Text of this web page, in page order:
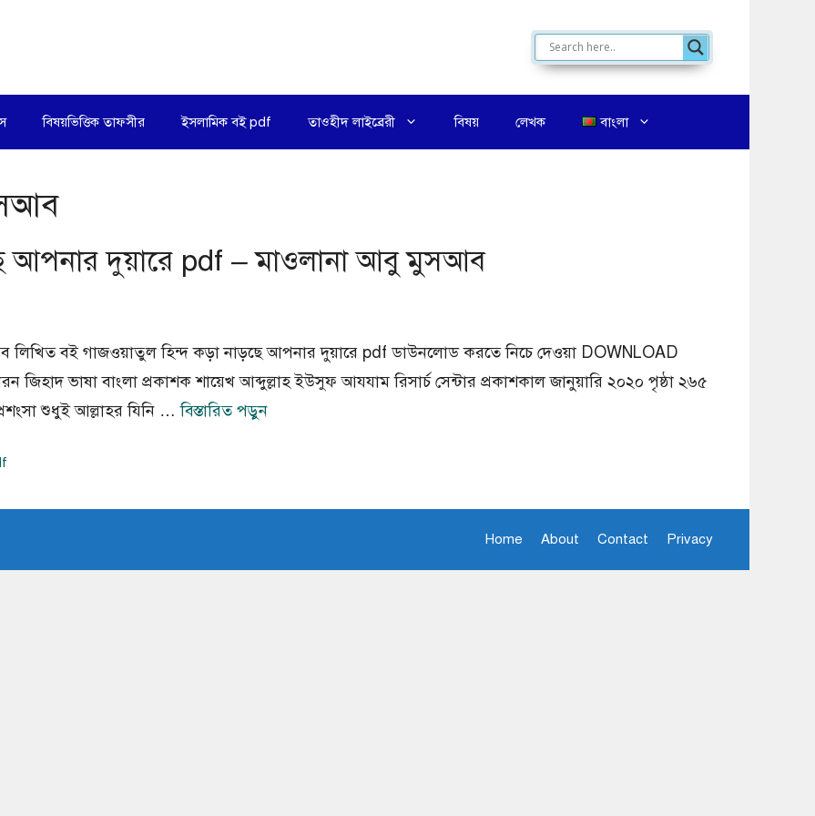
বিষয়ভিত্তিক তাফসীর ইসলামিক বই pdf তাওহীদ লাইব্রেরী বিষয় লেখক বাংলা
আপনার দুয়ারে pdf – মাওলানা আবু মুসআব
লিখিত বই গাজওয়াতুল হিন্দ কড়া নাড়ছে আপনার দুয়ারে pdf ডাউনলোড করতে নিচে দেওয়া DOWNLOAD
ভাষা বাংলা প্রকাশক শায়েখ আব্দুল্লাহ ইউসুফ আযযাম রিসার্চ সেন্টার প্রকাশকাল জানুয়ারি ২০২০ পৃষ্ঠা ২৬৫
শুধুই আল্লাহর যিনি …বিস্তারিত পড়ুন
Home About Contact Privacy